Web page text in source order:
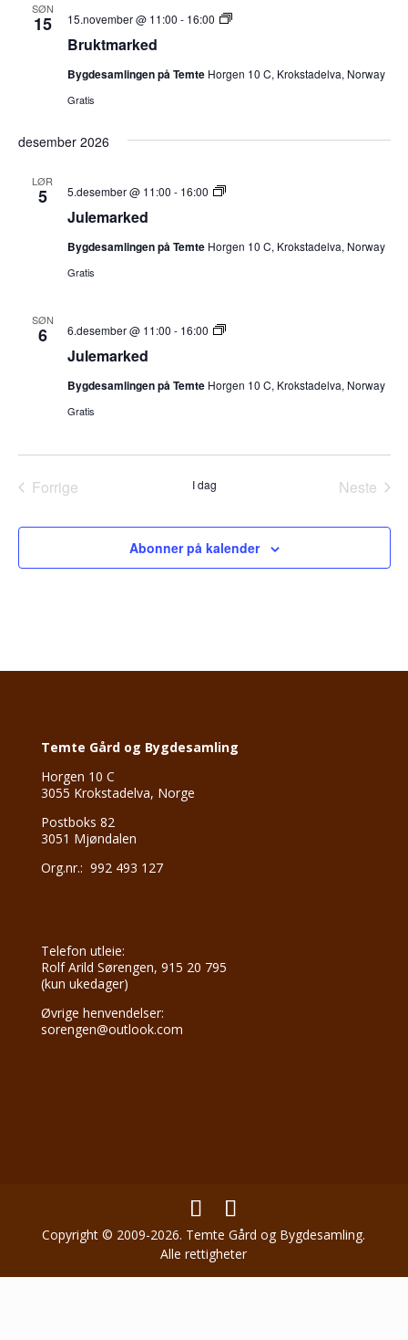
SØN
15
Bruktmarked
15.november @ 11:00 - 16:00 Julemarked
Bygdesamlingen på Temte Horgen 10 C, Krokstadelva, Norway
Gratis
desember 2026
LØR
5
Julemarked
5.desember @ 11:00 - 16:00 Julemarked
Bygdesamlingen på Temte Horgen 10 C, Krokstadelva, Norway
Gratis
SØN
6
Julemarked
6.desember @ 11:00 - 16:00 Julemarked
Bygdesamlingen på Temte Horgen 10 C, Krokstadelva, Norway
Gratis
Forrige
I dag
Neste
Abonner på kalender
Temte Gård og Bygdesamling
Horgen 10 C
3055 Krokstadelva, Norge
Postboks 82
3051 Mjøndalen
Org.nr.: 992 493 127
Telefon utleie:
Rolf Arild Sørengen, 915 20 795
(kun ukedager)
Øvrige henvendelser:
sorengen@outlook.com
Copyright © 2009-2026. Temte Gård og Bygdesamling.
Alle rettigheter